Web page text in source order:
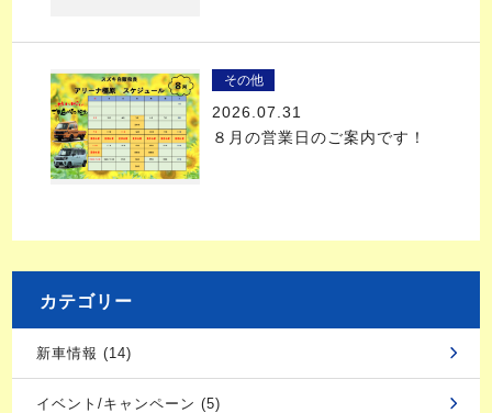
その他
2026.07.31
８月の営業日のご案内です！
カテゴリー
新車情報 (14)
イベント/キャンペーン (5)